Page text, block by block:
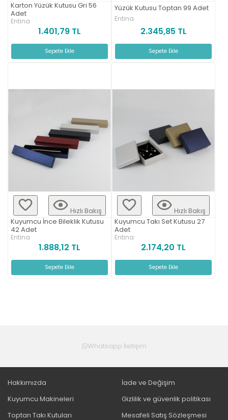
Karton Yüzük Kutusu Gri 56
Adet
Entina
1.401,79 TL
Sepete Ekle
Yüzük Kutusu Toptan 99 Adet
Entina
2.345,85 TL
Sepete Ekle
Hızlı Bakış
Kuyumcu İnce Bileklik Kutusu
42 Adet
Entina
1.888,12 TL
Sepete Ekle
Hızlı Bakış
Kuyumcu Takı Set Kutusu 27
Adet
Entina
2.174,20 TL
Sepete Ekle
Whatsapp İletişim
Hakkımızda
Kuyumcu Makineleri
Toptan Takı Kutuları
İade ve Değişim
Gizlilik ve güvenlik politikası
Mesafeli Satış Sözleşmesi